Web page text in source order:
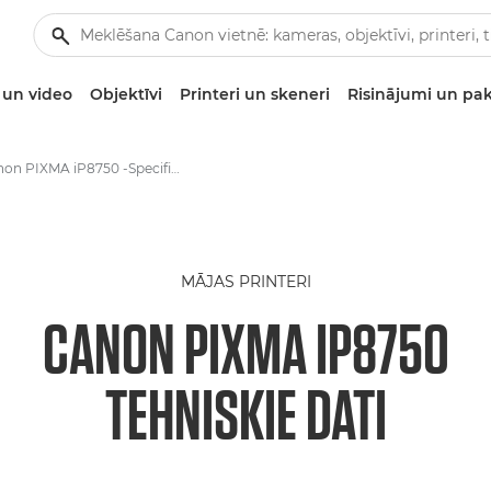
video Objektīvi Printeri un skeneri Risinājumi un
Canon PIXMA iP8750 -Specifikācijas - Fotoattēlu strūklprinteri
MĀJAS PRINTERI
CANON PIXMA IP8750
TEHNISKIE DATI